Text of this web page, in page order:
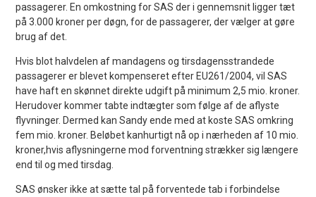
passagerer. En omkostning for SAS der i gennemsnit ligger tæt
på 3.000 kroner per døgn, for de passagerer, der vælger at gøre
brug af det.
Hvis blot halvdelen af mandagens og tirsdagensstrandede
passagerer er blevet kompenseret efter EU261/2004, vil SAS
have haft en skønnet direkte udgift på minimum 2,5 mio. kroner.
Herudover kommer tabte indtægter som følge af de aflyste
flyvninger. Dermed kan Sandy ende med at koste SAS omkring
fem mio. kroner. Beløbet kanhurtigt nå op i nærheden af 10 mio.
kroner,hvis aflysningerne mod forventning strækker sig længere
end til og med tirsdag.
SAS ønsker ikke at sætte tal på forventede tab i forbindelse